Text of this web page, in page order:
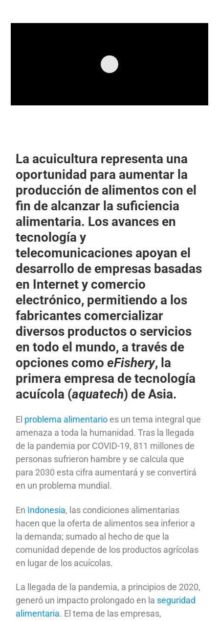
La acuicultura representa una
oportunidad para aumentar la
producción de alimentos con el
fin de alcanzar la suficiencia
alimentaria. Los avances en
tecnología y
telecomunicaciones apoyan el
desarrollo de empresas basadas
en Internet y comercio
electrónico, permitiendo a los
fabricantes comercializar
diversos productos o servicios
en todo el mundo, a través de
opciones comoeFishery, la
primera empresa de tecnología
acuícola (aquatech) de Asia.
El problema alimentario es un tema integral que
amenaza a toda la humanidad. Tras la llegada
de la pandemia por COVID-19, 811 millones de
personas sufrieron hambre y se calcula que
para 2030 esta cifra aumentará y se convertirá
en un problema mundial.
En Indonesia, las condiciones alimentarias
hacen que la oferta de alimentos sea inferior a
la demanda; sumado al hecho de que la
comunidad depende de los productos agrícolas
en lugar de los acuícolas.
La llegada de la pandemia, a principios de 2020,
generó un impacto prolongado en la seguridad
alimentaria. El tema de las empresas,